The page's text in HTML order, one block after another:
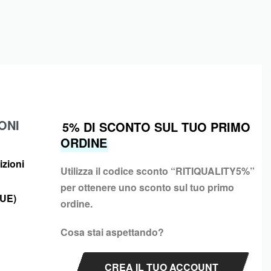
5% DI SCONTO SUL TUO PRIMO
ORDINE
Utilizza il codice sconto “RITIQUALITY5%”
per ottenere uno sconto sul tuo primo
ordine.
Cosa stai aspettando?
CREA IL TUO ACCOUNT